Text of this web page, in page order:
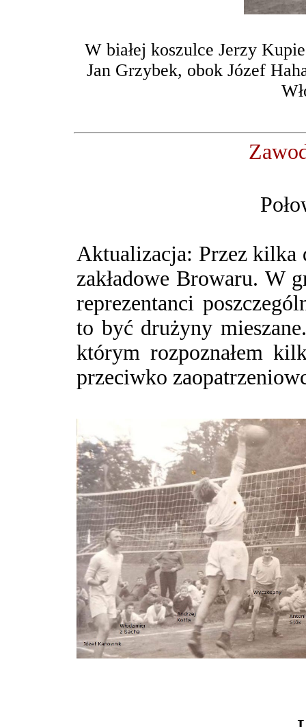
W białej koszulce Jerzy
Jan Grzybek, obok Józef
Aktualizacja: Przez kilka
zakładowe Browaru. W
reprezentanci
to być drużyny
którym rozpoznałem
przeciwko